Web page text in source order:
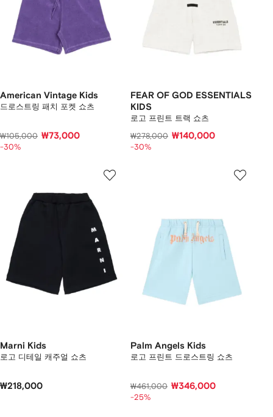
American Vintage Kids
드로스트링 패치 포켓 쇼츠
₩105,000 ₩73,000
-30%
FEAR OF GOD ESSENTIALS
KIDS
로고 프린트 트랙 쇼츠
₩278,000 ₩140,000
-30%
Marni Kids
로고 디테일 캐주얼 쇼츠
₩218,000
Palm Angels Kids
로고 프린트 드로스트링 쇼츠
₩461,000 ₩346,000
-25%